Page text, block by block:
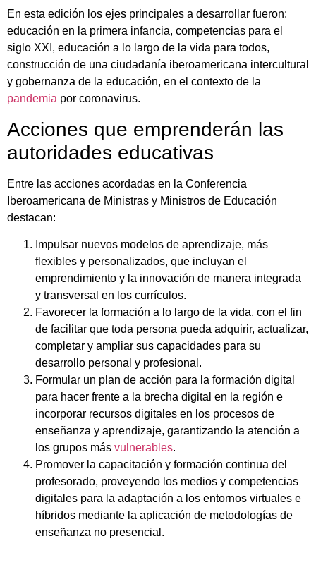
En esta edición los ejes principales a desarrollar fueron:
educación en la primera infancia, competencias para el
siglo XXI, educación a lo largo de la vida para todos,
construcción de una ciudadanía iberoamericana intercultural
y gobernanza de la educación, en el contexto de la
pandemia por coronavirus.
Acciones que emprenderán las
autoridades educativas
Entre las acciones acordadas en la Conferencia
Iberoamericana de Ministras y Ministros de Educación
destacan:
Impulsar nuevos modelos de aprendizaje, más
flexibles y personalizados, que incluyan el
emprendimiento y la innovación de manera integrada
y transversal en los currículos.
Favorecer la formación a lo largo de la vida, con el fin
de facilitar que toda persona pueda adquirir, actualizar,
completar y ampliar sus capacidades para su
desarrollo personal y profesional.
Formular un plan de acción para la formación digital
para hacer frente a la brecha digital en la región e
incorporar recursos digitales en los procesos de
enseñanza y aprendizaje, garantizando la atención a
los grupos más vulnerables.
Promover la capacitación y formación continua del
profesorado, proveyendo los medios y competencias
digitales para la adaptación a los entornos virtuales e
híbridos mediante la aplicación de metodologías de
enseñanza no presencial.